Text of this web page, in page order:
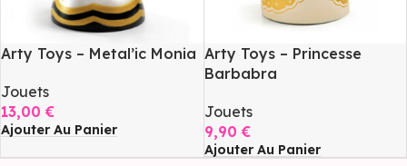
Arty Toys – Metal’ic Monia
Jouets
13,00€
Ajouter Au Panier
Arty Toys – Princesse
Barbabra
Jouets
9,90€
Ajouter Au Panier